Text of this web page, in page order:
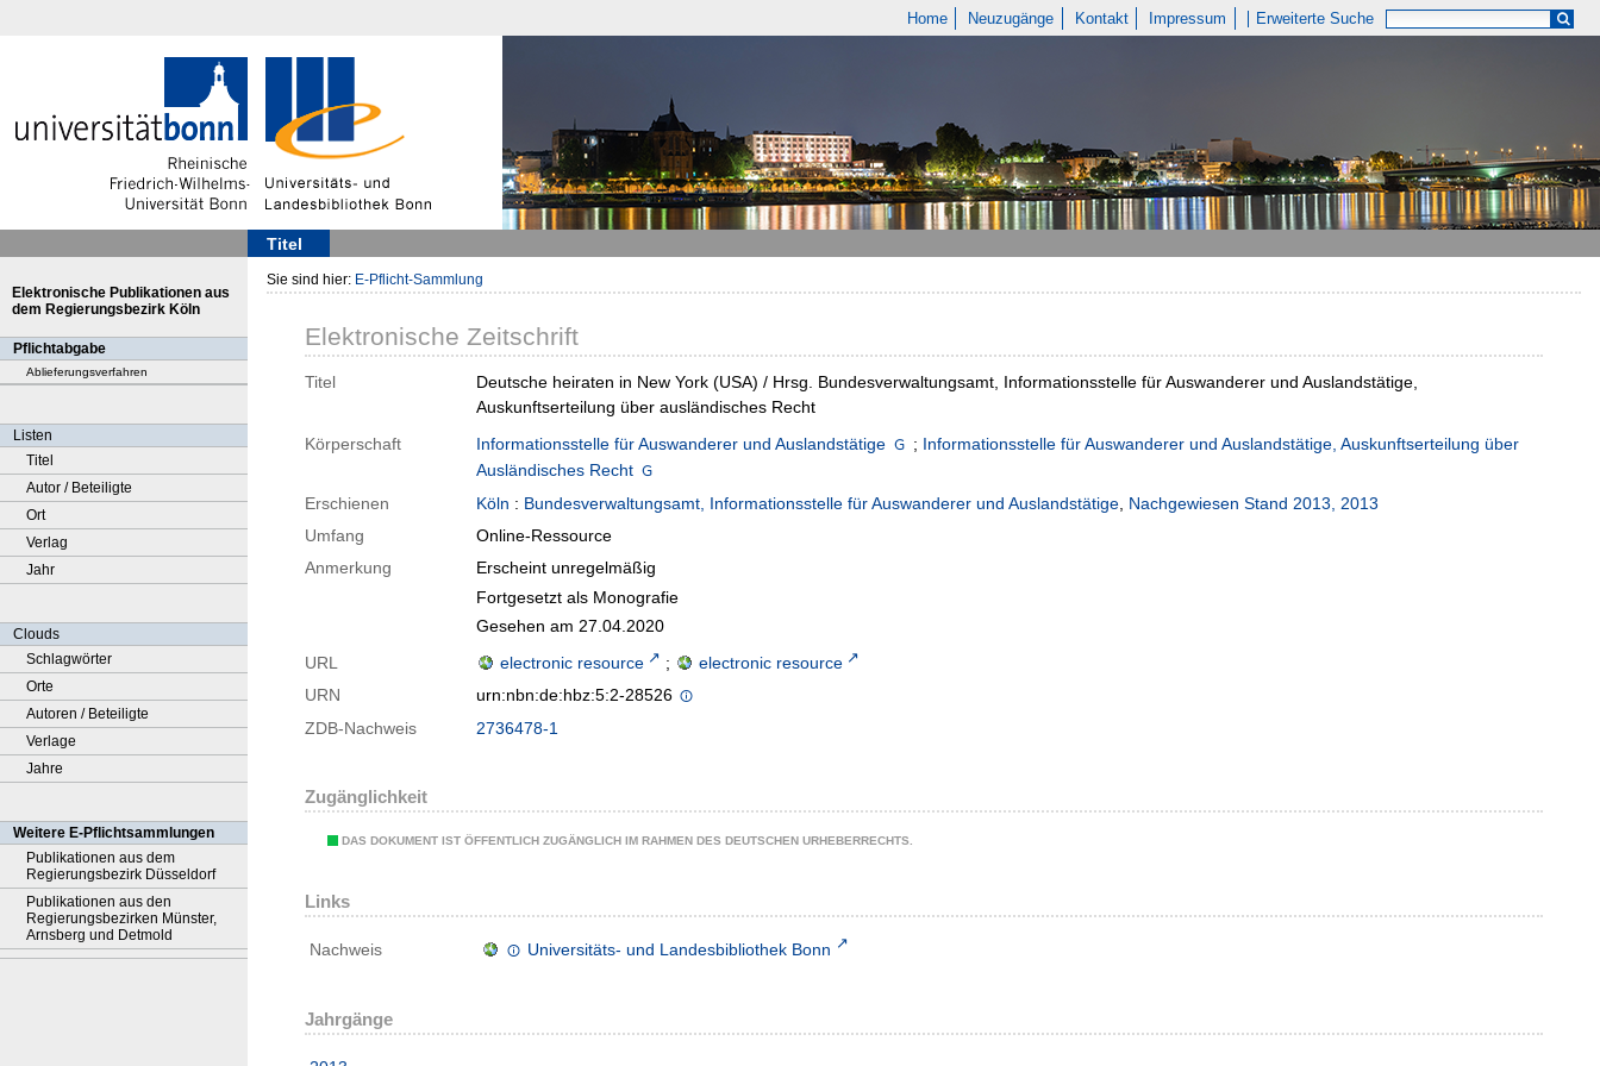
Home Neuzugänge Kontakt Impressum Erweiterte Suche
Titel
Elektronische Publikationen aus
dem Regierungsbezirk Köln
Pflichtabgabe
Ablieferungsverfahren
Listen
Titel
Autor / Beteiligte
Ort
Verlag
Jahr
Clouds
Schlagwörter
Orte
Autoren / Beteiligte
Verlage
Jahre
Weitere E-Pflichtsammlungen
Publikationen aus dem
Regierungsbezirk Düsseldorf
Publikationen aus den
Regierungsbezirken Münster,
Arnsberg und Detmold
Sie sind hier: E-Pflicht-Sammlung
Elektronische Zeitschrift
Titel
Deutsche heiraten in New York (USA) / Hrsg. Bundesverwaltungsamt, Informationsstelle für Auswanderer und Auslandstätige,
Auskunftserteilung über ausländisches Recht
Körperschaft
Informationsstelle für Auswanderer und Auslandstätige ; Informationsstelle für Auswanderer und Auslandstätige, Auskunftserteilung über
Ausländisches Recht
Erschienen
Köln : Bundesverwaltungsamt, Informationsstelle für Auswanderer und Auslandstätige, Nachgewiesen Stand 2013, 2013
Umfang
Online-Ressource
Anmerkung
Erscheint unregelmäßig
Fortgesetzt als Monografie
Gesehen am 27.04.2020
URL
electronic resource ;
electronic resource
URN
urn:nbn:de:hbz:5:2-28526
ZDB-Nachweis
2736478-1
Zugänglichkeit
DAS DOKUMENT IST ÖFFENTLICH ZUGÄNGLICH IM RAHMEN DES DEUTSCHEN URHEBERRECHTS.
Links
Nachweis Universitäts- und Landesbibliothek Bonn
Jahrgänge